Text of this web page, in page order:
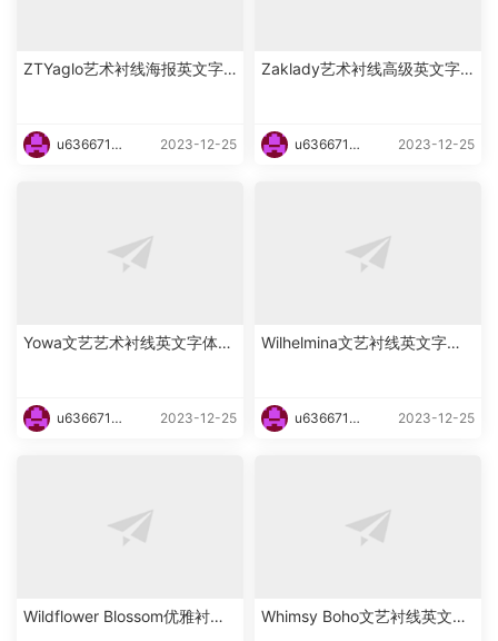
ZTYaglo艺术衬线海报英文字
u6366719
2023-12-25
Zaklady艺术衬线高级英文字
u6366719
2023-12-25
Yowa文艺艺术衬线英文字体下
u6366719
2023-12-25
Wilhelmina文艺衬线英文字体
u6366719
2023-12-25
Wildflower Blossom优雅衬线
Whimsy Boho文艺衬线英文字